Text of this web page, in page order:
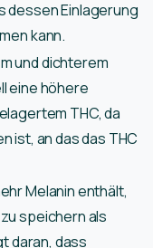
dessen Einlagerung
kann.
und dichterem
eine höhere
THC, da
ist, an das das THC
Melanin enthält,
speichern als
daran, dass